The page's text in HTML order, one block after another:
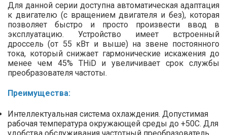
Для данной серии доступна автоматическая адаптация
к двигателю (с вращением двигателя и без), которая
позволяет быстро и просто произвести ввод в
эксплуатацию. Устройство имеет встроенный
дроссель (от 55 кВт и выше) на звене постоянного
тока, который снижает гармонические искажения до
менее чем 45% THiD и увеличивает срок службы
преобразователя частоты.
Преимущества:
Интеллектуальная система охлаждения. Допустимая
рабочая температура окружающей среды до +50С. Для